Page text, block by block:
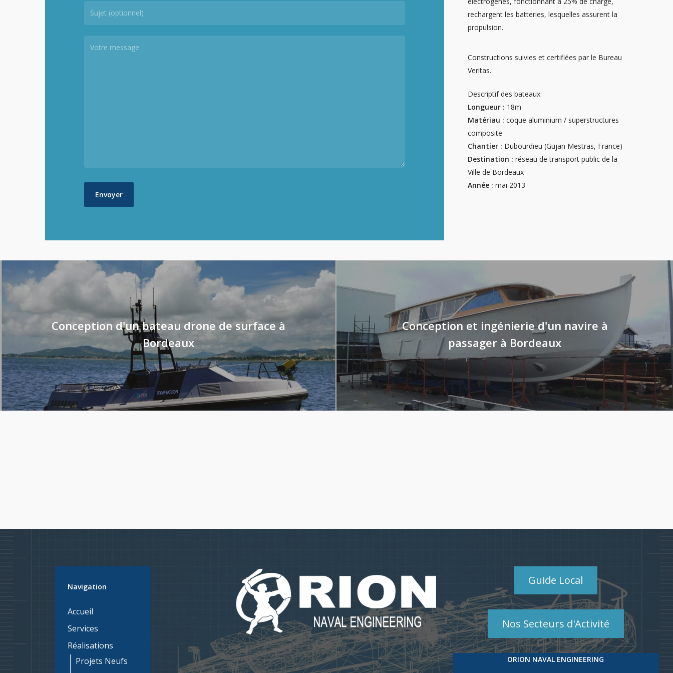
rechargent les batteries, lesquelles assurent la
propulsion.
Constructions suivies et certifiées par le Bureau
Veritas.
Descriptif des bateaux:
Longueur : 18m
Matériau : coque aluminium / superstructures
composite
Chantier : Dubourdieu (Gujan Mestras, France)
Destination : réseau de transport public de la
Ville de Bordeaux
Année : mai 2013
Conception d'un bateau drone de surface à
Bordeaux
Conception et ingénierie d'un navire à
passager à Bordeaux
Navigation
Accueil
Services
Réalisations
Projets Neufs
Guide Local
Nos Secteurs d'Activité
ORION NAVAL ENGINEERING